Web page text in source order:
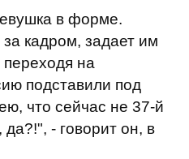
в форме.
кадром, задает им
на
подставили под
что сейчас не 37-й
- говорит он, в